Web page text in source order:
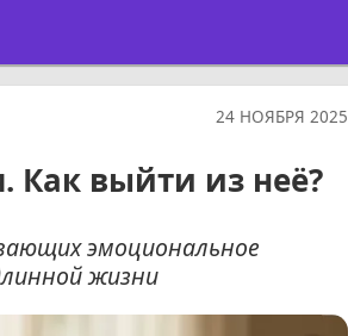
24 НОЯБРЯ 2025
Как выйти из неё?
эмоциональное
жизни